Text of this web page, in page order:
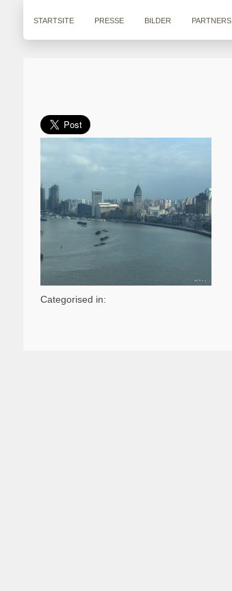
STARTSITE PRESSE BILDER PARTNERS
Categorised in: